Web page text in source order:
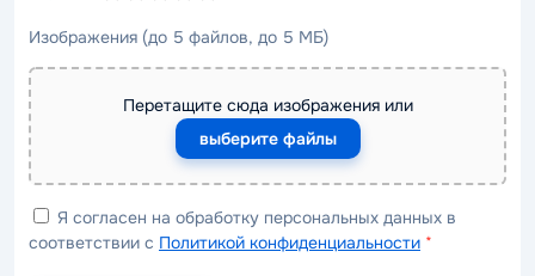
Изображения (до 5 файлов, до 5 МБ)
Перетащите сюда изображения или
выберите файлы
Я согласен на обработку персональных данных в
соответствии с Политикой конфиденциальности *